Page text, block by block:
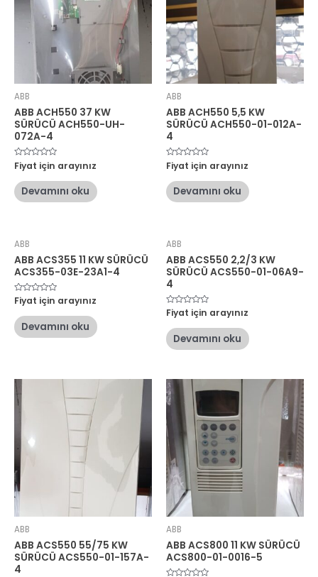
ABB
ABB ACH550 37 KW
SÜRÜCÜ ACH550-UH-
072A-4
5
üzerinden
oy
aldı
Fiyat için arayınız
Devamını oku
ABB
ABB ACH550 5,5 KW
SÜRÜCÜ ACH550-01-012A-
4
5
üzerinden
oy
aldı
Fiyat için arayınız
Devamını oku
ABB
ABB ACS355 11 KW SÜRÜCÜ
ACS355-03E-23A1-4
5
üzerinden
oy
aldı
Fiyat için arayınız
Devamını oku
ABB
ABB ACS550 2,2/3 KW
SÜRÜCÜ ACS550-01-06A9-
4
5
üzerinden
oy
aldı
Fiyat için arayınız
Devamını oku
ABB
ABB ACS550 55/75 KW
SÜRÜCÜ ACS550-01-157A-
4
ABB
ABB ACS800 11 KW SÜRÜCÜ
ACS800-01-0016-5